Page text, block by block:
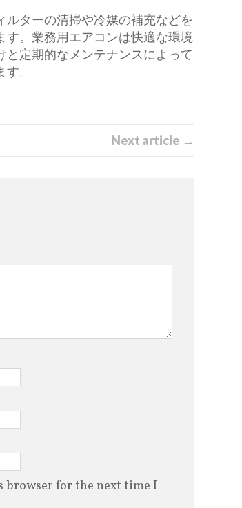
ターの清掃や冷媒の補充などを
。業務用エアコンは快適な環境
定期的なメンテナンスによって
。
Next article →
browser for the next time I